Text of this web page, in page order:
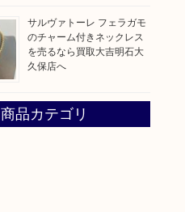
サルヴァトーレ フェラガモ
のチャーム付きネックレス
を売るなら買取大吉明石大
久保店へ
商品カテゴリ